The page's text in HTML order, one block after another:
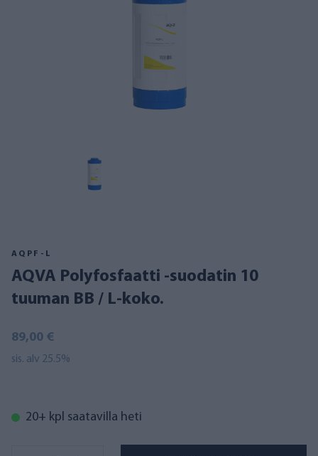
AQPF-L
AQVA Polyfosfaatti -suodatin 10
tuuman BB / L-koko.
89,00 €
sis. alv 25.5%
20+ kpl saatavilla heti